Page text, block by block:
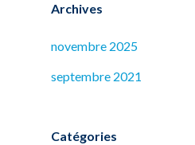
Archives
novembre 2025
septembre 2021
Catégories